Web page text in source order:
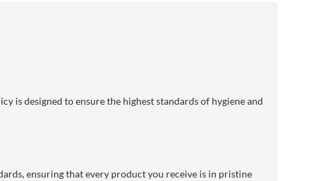
is designed to ensure the highest standards of hygiene and
ensuring that every product you receive is in pristine